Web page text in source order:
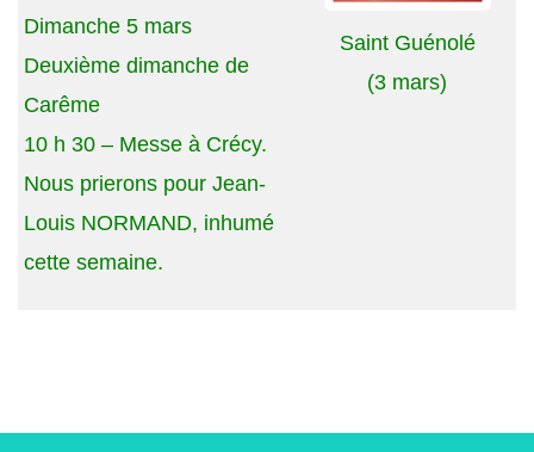
Dimanche 5 mars
Deuxième dimanche de
Carême
10 h 30 – Messe à Crécy.
Nous prierons pour Jean-
Louis NORMAND, inhumé
cette semaine.
Saint Guénolé
(3 mars)